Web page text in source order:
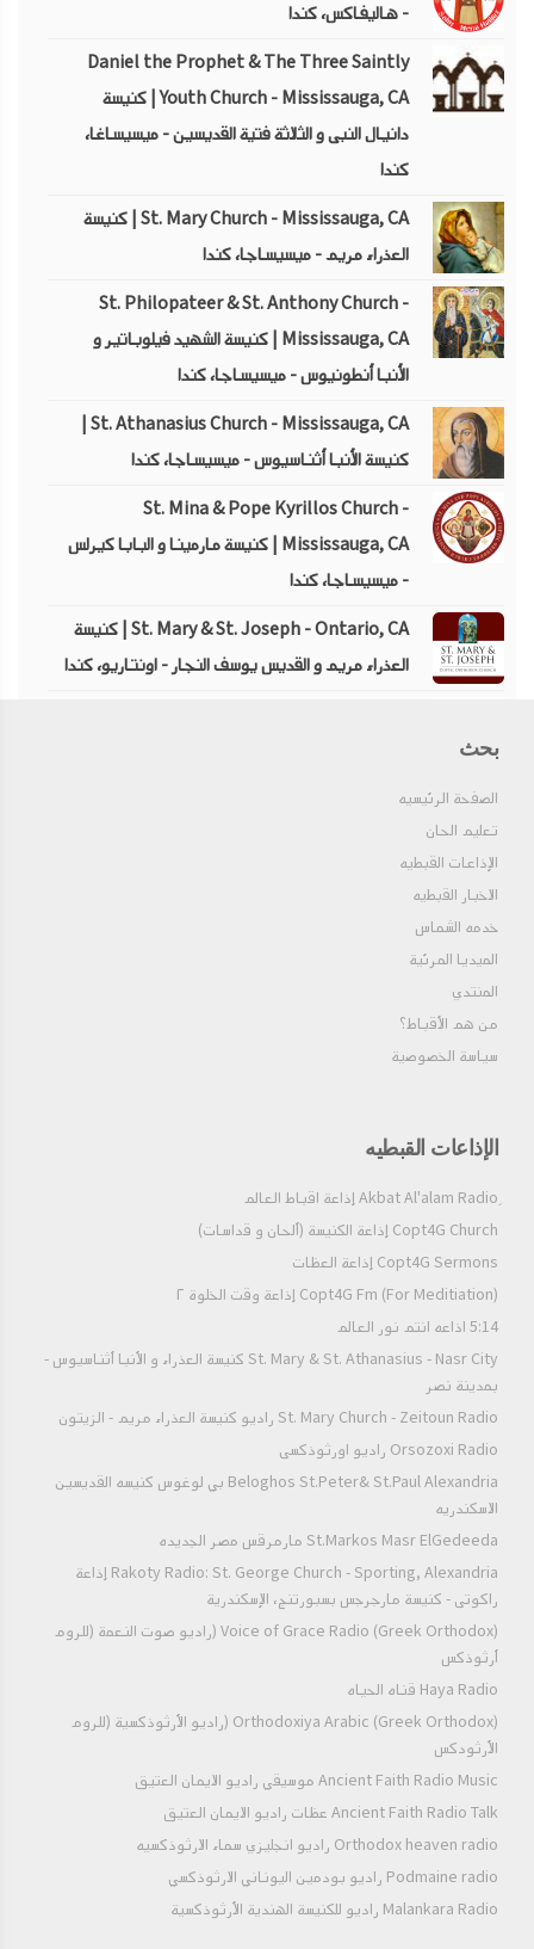
- هاليفاكس، كندا
Daniel the Prophet & The Three Saintly
Youth Church - Mississauga, CA | كنيسة
دانيال النبى و الثلاثة فتية القديسين - ميسيساغا،
كندا
St. Mary Church - Mississauga, CA | كنيسة
العذراء مريم - ميسيساجا، كندا
St. Philopateer & St. Anthony Church -
Mississauga, CA | كنيسة الشهيد فيلوباتير و
الأنبا أنطونيوس - ميسيساجا، كندا
كنيسة الأنبا أثناسيوس - ميسيساجا، كندا
St. Mina & Pope Kyrillos Church -
Mississauga, CA | كنيسة مارمينا و البابا كيرلس
- ميسيساجا، كندا
St. Mary & St. Joseph - Ontario, CA | كنيسة
العذراء مريم و القديس يوسف النجار - اونتاريو، كندا
بحث
الصفحة الرئيسيه
تعليم الحان
الإذاعات القبطيه
الاخبار القبطيه
خدمه الشماس
الميديا المرئية
المنتدي
من هم الأقباط؟‎
سياسة الخصوصية
الإذاعات القبطيه
Copt4G Church إذاعة الكنيسة (ألحان و قداسات)
Copt4G Sermons إذاعة العظات
Copt4G Fm (For Meditiation) إذاعة وقت الخلوة ٢
5:14 اذاعه انتم نور العالم
St. Mary & St. Athanasius - Nasr City كنيسة العذراء و الأنبا أثناسيوس -
بمدينة نصر
St. Mary Church - Zeitoun Radio راديو كنيسة العذراء مريم - الزيتون
Orsozoxi Radio راديو اورثوذكسى
Beloghos St.Peter& St.Paul Alexandria بي لوغوس كنيسه القديسين
الاسكندريه
St.Markos Masr ElGedeeda مارمرقس مصر الجديده
Rakoty Radio: St. George Church - Sporting, Alexandria إذاعة
راكوتى - كنيسة مارجرجس بسبورتنج، الإسكندرية
Voice of Grace Radio (Greek Orthodox) (راديو صوت النعمة (للروم
أرثوذكس
Haya Radio قناه الحياه
Orthodoxiya Arabic (Greek Orthodox) (راديو الأرثوذكسية (للروم
الأرثودكس
Ancient Faith Radio Music موسيقي راديو الايمان العتيق
Ancient Faith Radio Talk عظات راديو الايمان العتيق
Orthodox heaven radio راديو انجليزي سماء الارثوذكسيه
Podmaine radio راديو بودمين اليوناني الارثوذكسي
Malankara Radio راديو للكنيسة الهندية الأرثوذكسية